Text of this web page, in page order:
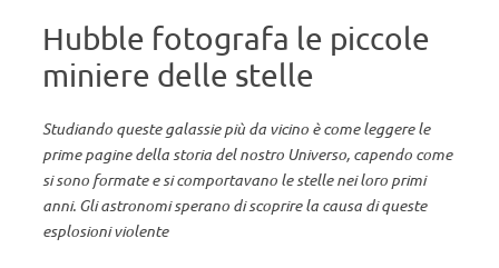
Hubble fotografa le piccole
miniere delle stelle
Studiando queste galassie più da vicino è come leggere le
prime pagine della storia del nostro Universo, capendo come
si sono formate e si comportavano le stelle nei loro primi
anni. Gli astronomi sperano di scoprire la causa di queste
esplosioni violente